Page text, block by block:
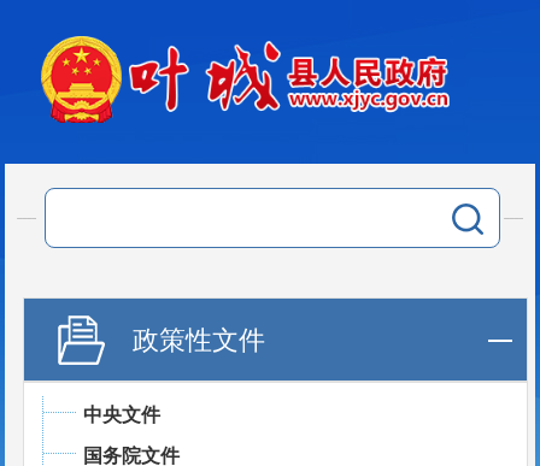
政策性文件
中央文件
国务院文件